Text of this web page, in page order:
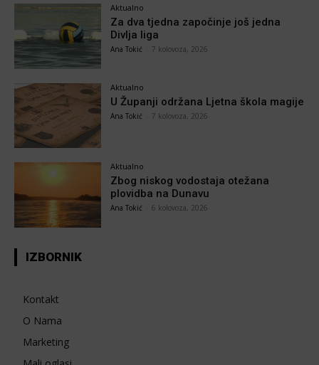
Aktualno
Za dva tjedna započinje još jedna
Divlja liga
Ana Tokić 7 kolovoza, 2026
Aktualno
U Županji održana Ljetna škola magije
Ana Tokić 7 kolovoza, 2026
Aktualno
Zbog niskog vodostaja otežana
plovidba na Dunavu
Ana Tokić 6 kolovoza, 2026
IZBORNIK
Kontakt
O Nama
Marketing